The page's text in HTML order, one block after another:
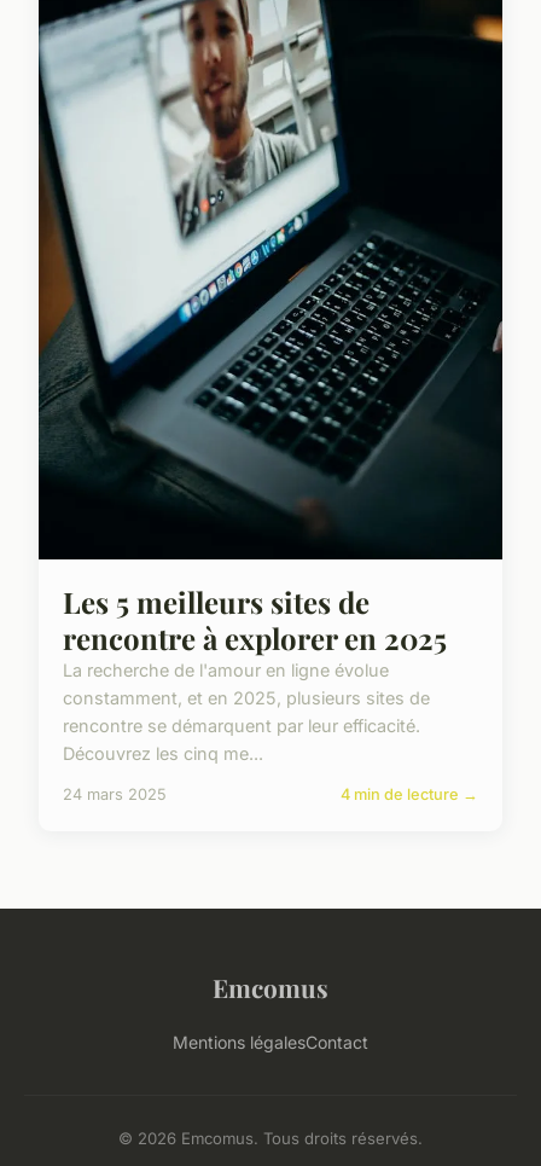
Les 5 meilleurs sites de
rencontre à explorer en 2025
La recherche de l'amour en ligne évolue
constamment, et en 2025, plusieurs sites de
rencontre se démarquent par leur efficacité.
Découvrez les cinq me...
24 mars 2025 4 min de lecture →
Emcomus
Mentions légalesContact
© 2026 Emcomus. Tous droits réservés.